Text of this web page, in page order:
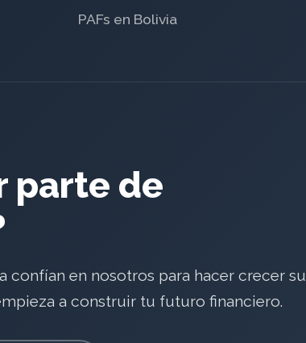
PAFs en Bolivia
parte de
confían en nosotros para hacer crecer su
a construir tu futuro financiero.